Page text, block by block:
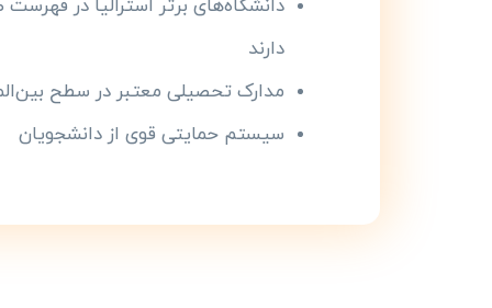
دانشگاه‌های برتر استرالیا در فهرست
دارند
مدارک تحصیلی معتبر در سطح
سیستم حمایتی قوی از دانشجویان